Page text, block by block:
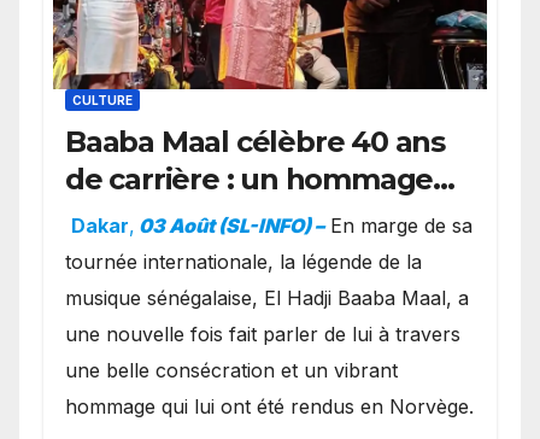
CULTURE
Baaba Maal célèbre 40 ans
de carrière : un hommage
exceptionnel à Oslo en
présence de la famille
royale.
Dakar, 03 Août (SL-INFO) – ​En marge de sa
tournée internationale, la légende de la
musique sénégalaise, El Hadji Baaba Maal, a
une nouvelle fois fait parler de lui à travers
une belle consécration et un vibrant
hommage qui lui ont été rendus en Norvège.